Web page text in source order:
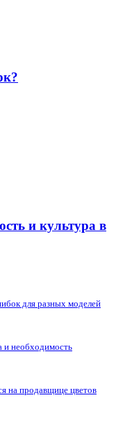
и культура в
для разных моделей
необходимость
на продавщице цветов